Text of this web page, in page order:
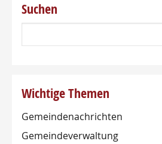
Suchen
Wichtige Themen
Gemeindenachrichten
Gemeindeverwaltung